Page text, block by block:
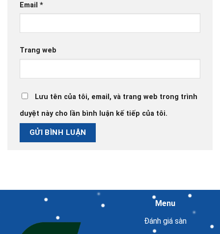
Email *
Trang web
Lưu tên của tôi, email, và trang web trong trình
duyệt này cho lần bình luận kế tiếp của tôi.
Menu
Đánh giá sàn